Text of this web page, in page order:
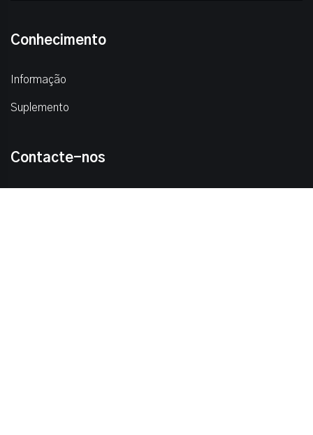
Conhecimento
Informação
Suplemento
Contacte-nos